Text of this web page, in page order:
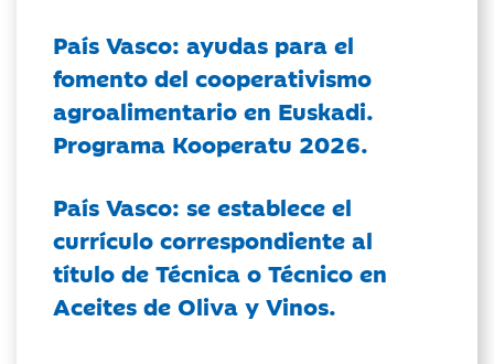
País Vasco: ayudas para el
fomento del cooperativismo
agroalimentario en Euskadi.
Programa Kooperatu 2026.
País Vasco: se establece el
currículo correspondiente al
título de Técnica o Técnico en
Aceites de Oliva y Vinos.